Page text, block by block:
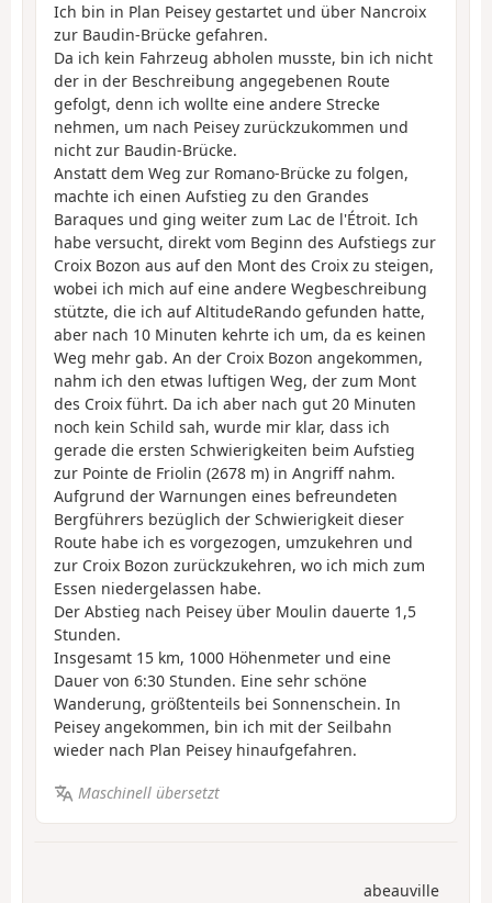
Ich bin in Plan Peisey gestartet und über Nancroix
zur Baudin-Brücke gefahren.
Da ich kein Fahrzeug abholen musste, bin ich nicht
der in der Beschreibung angegebenen Route
gefolgt, denn ich wollte eine andere Strecke
nehmen, um nach Peisey zurückzukommen und
nicht zur Baudin-Brücke.
Anstatt dem Weg zur Romano-Brücke zu folgen,
machte ich einen Aufstieg zu den Grandes
Baraques und ging weiter zum Lac de l'Étroit. Ich
habe versucht, direkt vom Beginn des Aufstiegs zur
Croix Bozon aus auf den Mont des Croix zu steigen,
wobei ich mich auf eine andere Wegbeschreibung
stützte, die ich auf AltitudeRando gefunden hatte,
aber nach 10 Minuten kehrte ich um, da es keinen
Weg mehr gab. An der Croix Bozon angekommen,
nahm ich den etwas luftigen Weg, der zum Mont
des Croix führt. Da ich aber nach gut 20 Minuten
noch kein Schild sah, wurde mir klar, dass ich
gerade die ersten Schwierigkeiten beim Aufstieg
zur Pointe de Friolin (2678 m) in Angriff nahm.
Aufgrund der Warnungen eines befreundeten
Bergführers bezüglich der Schwierigkeit dieser
Route habe ich es vorgezogen, umzukehren und
zur Croix Bozon zurückzukehren, wo ich mich zum
Essen niedergelassen habe.
Der Abstieg nach Peisey über Moulin dauerte 1,5
Stunden.
Insgesamt 15 km, 1000 Höhenmeter und eine
Dauer von 6:30 Stunden. Eine sehr schöne
Wanderung, größtenteils bei Sonnenschein. In
Peisey angekommen, bin ich mit der Seilbahn
wieder nach Plan Peisey hinaufgefahren.
Maschinell übersetzt
abeauville